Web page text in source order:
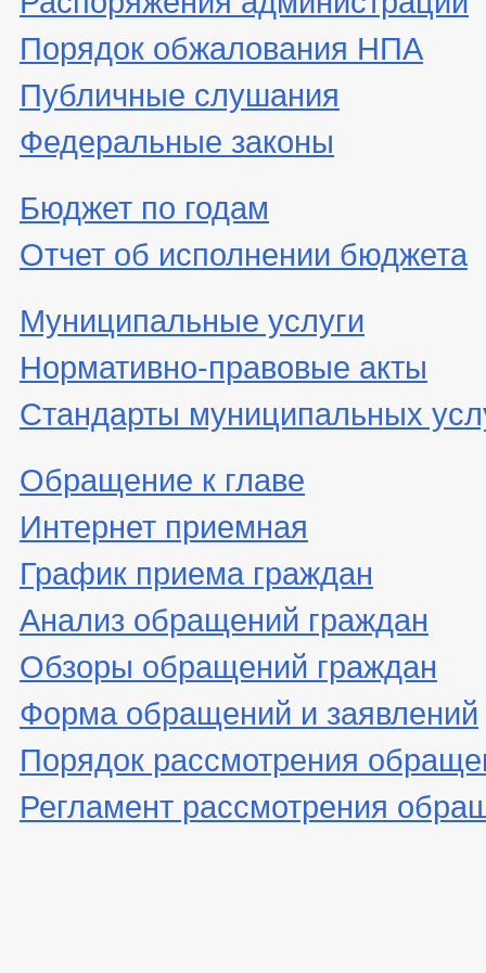
Порядок обжалования НПА
Публичные слушания
Федеральные законы
Бюджет по годам
Отчет об исполнении бюджета
Муниципальные услуги
Нормативно-правовые акты
Стандарты муниципальных
Обращение к главе
Интернет приемная
График приема граждан
Анализ обращений граждан
Обзоры обращений граждан
Форма обращений и заявлений
Порядок рассмотрения
Регламент рассмотрения